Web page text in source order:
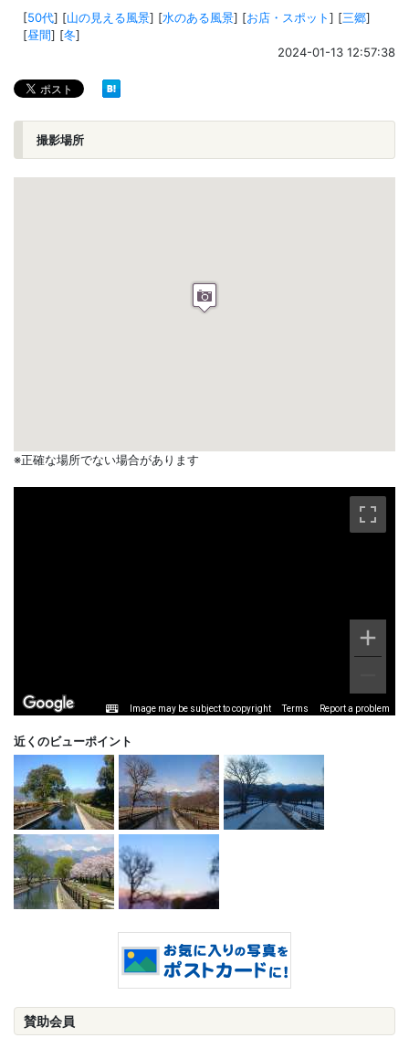
[50代] [山の見える風景] [水のある風景] [お店・スポット] [三郷]
[昼間] [冬]
2024-01-13 12:57:38
撮影場所
※正確な場所でない場合があります
Image may be subject to copyright Terms Report a problem
近くのビューポイント
賛助会員